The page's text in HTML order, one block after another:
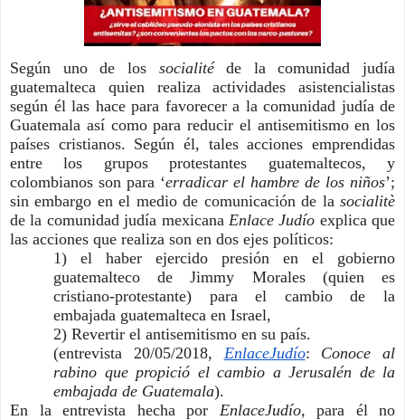
Según uno de los socialité de la comunidad judía
guatemalteca quien realiza actividades asistencialistas
según él las hace para favorecer a la comunidad judía de
Guatemala así como para reducir el antisemitismo en los
países cristianos. Según él, tales acciones emprendidas
entre los grupos protestantes guatemaltecos, y
colombianos son para ‘erradicar el hambre de los niños’;
sin embargo en el medio de comunicación de la
de la comunidad judía mexicana Enlace Judío explica que
las acciones que realiza son en dos ejes políticos:
1) el haber ejercido presión en el gobierno
guatemalteco de Jimmy Morales (quien es
cristiano-protestante) para el cambio de la
embajada guatemalteca en Israel,
2) Revertir el antisemitismo en su país.
(entrevista 20/05/2018, EnlaceJudío: Conoce al
rabino que propició el cambio a Jerusalén de la
embajada de Guatemala).
En la entrevista hecha por EnlaceJudío, para él no